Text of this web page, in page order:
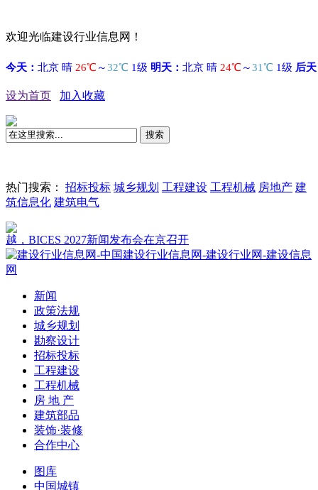
欢迎光临建设行业信息网！
设为首页 加入收藏
搜索
热门搜索： 招标投标 城乡规划 工程建设 工程机械 房地产 建
筑信息化 建筑电气
2027新闻发布会在京召开
新闻
政策法规
城乡规划
勘察设计
招标投标
工程建设
工程机械
房 地 产
建筑部品
装饰·装修
合作中心
图库
中国城镇